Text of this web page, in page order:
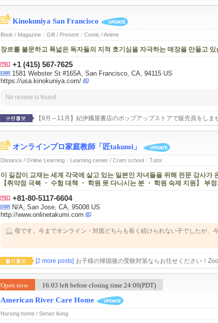
Kinokuniya San Francisco
Book / Magazine / Gift / Present / Comic / Anime
장르를 불문하고 폭넓은 독자들의 지적 호기심을 자극하는 매장을 만들고 있
+1 (415) 567-7625
1581 Webster St #165A, San Francisco, CA, 94115 US
https://usa.kinokuniya.com/
No review is found.
【9月～11月】紀伊國屋書店のポップアップストアで販売員をしま
オンラインプロ家庭教師「匠takumi」
Distance / Online Learning / Learning center / Cram school / Tutor
이 길잡이 교재는 세계 각국에 살고 있는 일본인 자녀들을 위해 전문 강사가
【취약점 극복 ・ 수험 대책 ・ 학원 못 다니시는 분 ・ 학원 숙제 지원】 부
+81-80-5117-6604
N/A, San Jose, CA, 95008 US
http://www.onlinetakumi.com
母です。今までオンライン・対面どちらも長く続けられない子でしたが
[2 more posts] お子様の帰国後の受験対策ならお任せください！
Open now 16:03 left before closing time 24:00(PDT)
American River Care Home
Nursing home / Senior living